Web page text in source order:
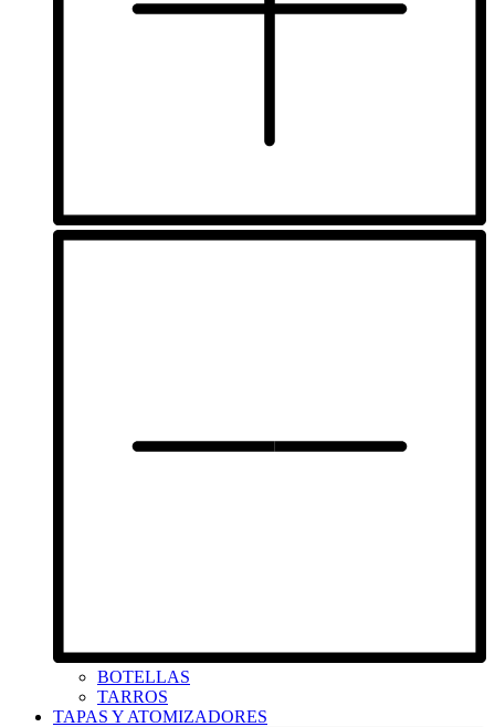
BOTELLAS
TARROS
TAPAS Y ATOMIZADORES